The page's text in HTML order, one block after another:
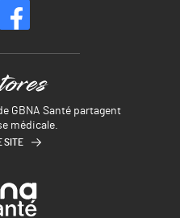
GBNA Santé partagent
médicale.
SITE